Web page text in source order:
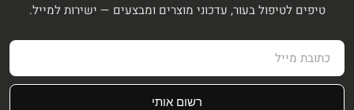
טיפים לטיפול בעור, עדכוני מוצרים ומבצעים — ישירות למייל.
רשום אותי